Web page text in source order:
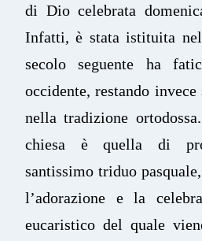
di Dio celebrata
Infatti, è stata istituita
secolo seguente ha
occidente, restando invece
nella tradizione
chiesa è quella di
santissimo triduo
l’adorazione e la
eucaristico del quale